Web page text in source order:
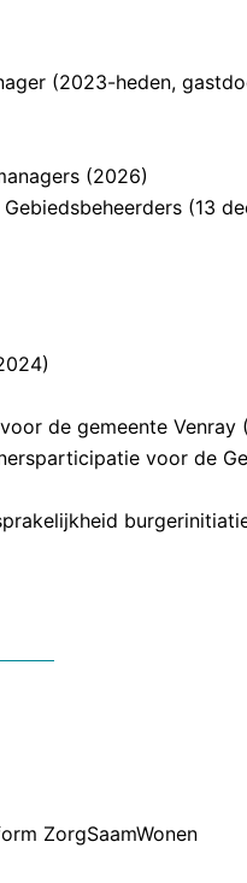
(2023-heden,
(2026)
(13
de gemeente Venray
voor de
ZorgSaamWonen